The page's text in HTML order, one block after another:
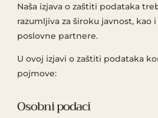
Naša izjava o zaštiti podataka
razumljiva za široku javnost, kao
poslovne partnere.
U ovoj izjavi o zaštiti podataka
pojmove:
Osobni podaci